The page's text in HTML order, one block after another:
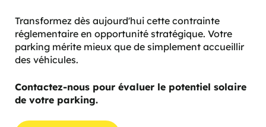
Transformez dès aujourd'hui cette contrainte
réglementaire en opportunité stratégique. Votre
parking mérite mieux que de simplement accueillir
des véhicules.
Contactez-nous pour évaluer le potentiel solaire
de votre parking.